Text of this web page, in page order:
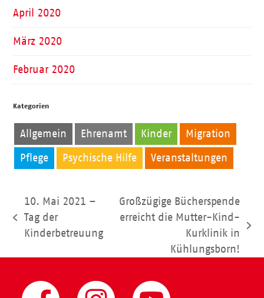
April 2020
März 2020
Februar 2020
Kategorien
Allgemein Ehrenamt Kinder Migration
Pflege Psychische Hilfe Veranstaltungen
vorheriger
Beitrag:
10. Mai 2021 –
Tag der
Kinderbetreuung
Großzügige Bücherspende
erreicht die Mutter-Kind-
Kurklinik in
Kühlungsborn!